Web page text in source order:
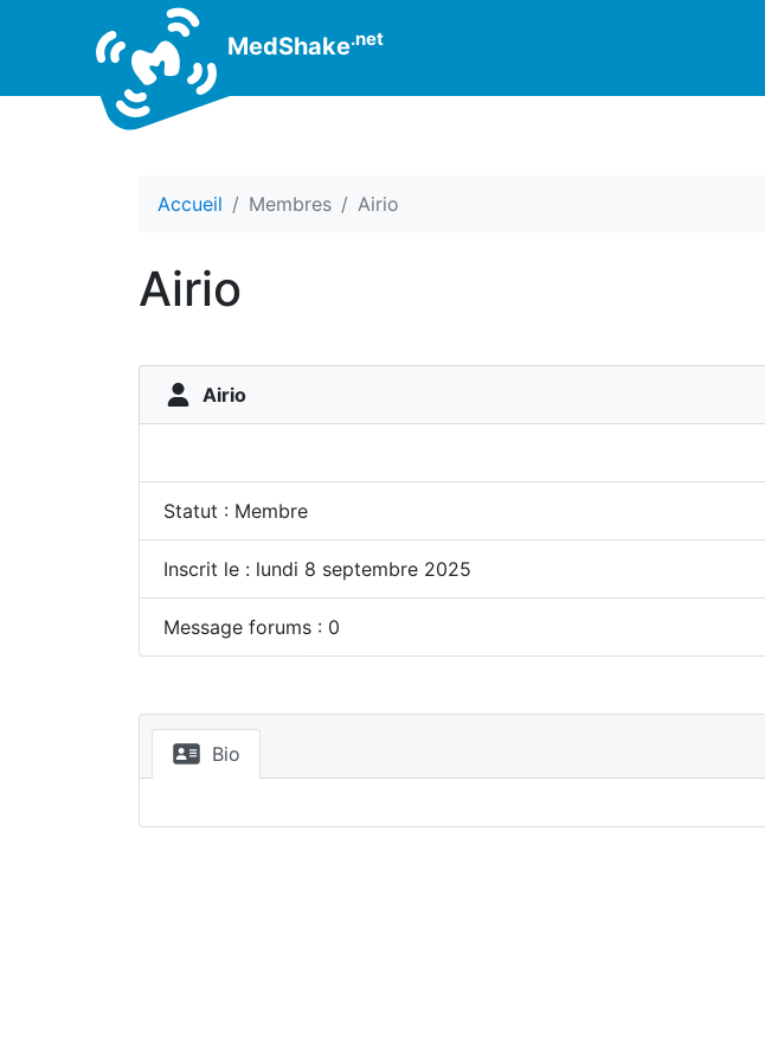
MedShake.net
Accueil Membres Airio
Airio
Airio
Statut : Membre
Inscrit le : lundi 8 septembre 2025
Message forums : 0
Bio